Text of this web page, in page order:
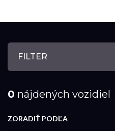
FILTER
0 nájdených vozidiel
ZORADIŤ PODĽA